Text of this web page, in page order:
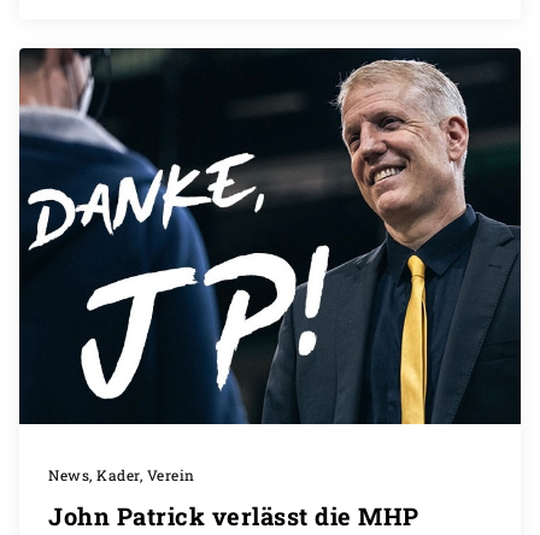
News, Kader, Verein
John Patrick verlässt die MHP